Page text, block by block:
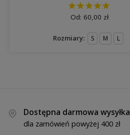
Od: 60,00 zł
Rozmiary: S M L
Dostępna darmowa wysyłka
dla zamówień powyżej 400 zł